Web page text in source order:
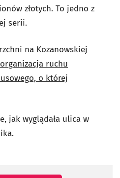
złotych. To jedno z
serii.
na Kozanowskiej
ruchu
o której
jak wyglądała ulica w